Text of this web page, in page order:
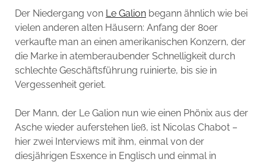
Der Niedergang von Le Galionbegann ähnlich wie bei
vielen anderen alten Häusern: Anfang der 80er
verkaufte man an einen amerikanischen Konzern, der
die Marke in atemberaubender Schnelligkeit durch
schlechte Geschäftsführung ruinierte, bis sie in
Vergessenheit geriet.
Der Mann, der Le Galion nun wie einen Phönix aus der
Asche wieder auferstehen ließ, ist Nicolas Chabot –
hier zwei Interviews mit ihm, einmal von der
diesjährigen Esxence in Englisch und einmal in